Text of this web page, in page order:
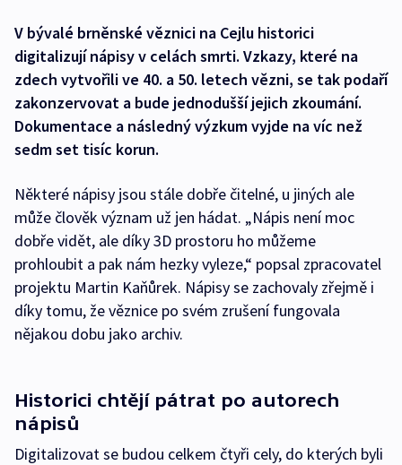
V bývalé brněnské věznici na Cejlu historici
digitalizují nápisy v celách smrti. Vzkazy, které na
zdech vytvořili ve 40. a 50. letech vězni, se tak podaří
zakonzervovat a bude jednodušší jejich zkoumání.
Dokumentace a následný výzkum vyjde na víc než
sedm set tisíc korun.
Některé nápisy jsou stále dobře čitelné, u jiných ale
může člověk význam už jen hádat. „Nápis není moc
dobře vidět, ale díky 3D prostoru ho můžeme
prohloubit a pak nám hezky vyleze,“ popsal zpracovatel
projektu Martin Kaňůrek. Nápisy se zachovaly zřejmě i
díky tomu, že věznice po svém zrušení fungovala
nějakou dobu jako archiv.
Historici chtějí pátrat po autorech
nápisů
Digitalizovat se budou celkem čtyři cely, do kterých byli